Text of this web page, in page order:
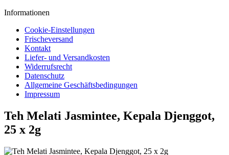
Informationen
Cookie-Einstellungen
Frischeversand
Kontakt
Liefer- und Versandkosten
Widerrufsrecht
Datenschutz
Allgemeine Geschäftsbedingungen
Impressum
Teh Melati Jasmintee, Kepala Djenggot,
25 x 2g